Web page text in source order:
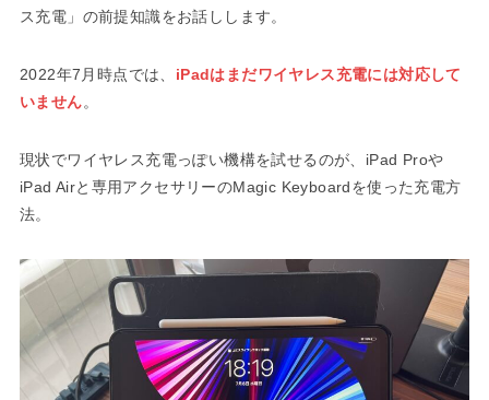
ス充電」の前提知識をお話しします。
2022年7月時点では、 iPadはまだワイヤレス充電には対応して
いません。
現状でワイヤレス充電っぽい機構を試せるのが、iPad Proや
iPad Airと専用アクセサリーのMagic Keyboardを使った充電方
法。